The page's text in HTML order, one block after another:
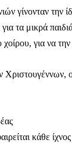
γίνονταν την
τα μικρά
για να την
κάθε